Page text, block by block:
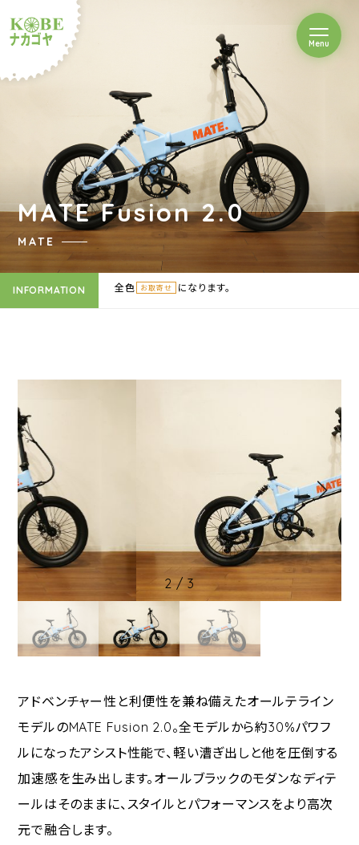
ルショップナカゴヤ
Menuを開閉
MATE
MATE Fusion 2.0
INFORMATION 全色 お取寄せ になります。
2/ 3
アドベンチャー性と利便性を兼ね備えたオールテライン
モデルのMATE Fusion 2.0。全モデルから約30%パワフ
ルになったアシスト性能で、軽い漕ぎ出しと他を圧倒する
加速感を生み出します。オールブラックのモダンなディテ
ールはそのままに、スタイルとパフォーマンスをより高次
元で融合します。